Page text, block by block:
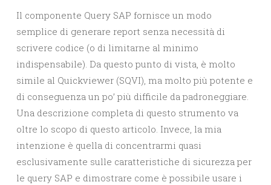
Il componente Query SAP fornisce un modo
semplice di generare report senza necessità di
scrivere codice (o di limitarne al minimo
indispensabile). Da questo punto di vista, è molto
simile al Quickviewer (SQVI), ma molto più potente e
di conseguenza un po’ più difficile da padroneggiare.
Una descrizione completa di questo strumento va
oltre lo scopo di questo articolo. Invece, la mia
intenzione è quella di concentrarmi quasi
esclusivamente sulle caratteristiche di sicurezza per
le query SAP e dimostrare come è possibile usare i